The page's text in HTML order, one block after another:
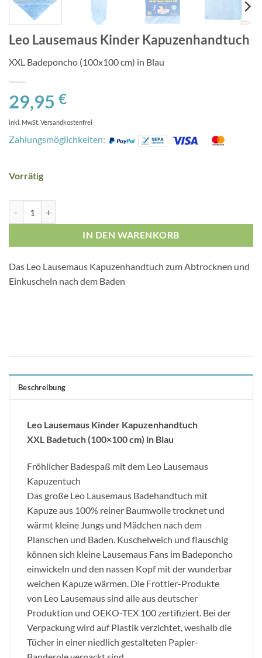
Leo Lausemaus Kinder Kapuzenhandtuch
XXL Badeponcho (100x100 cm) in Blau
29,95 €
inkl. MwSt. Versandkostenfrei
Zahlungsmöglichkeiten:
Vorrätig
IN DEN WARENKORB
Das Leo Lausemaus Kapuzenhandtuch zum Abtrocknen und
Einkuscheln nach dem Baden
Beschreibung
Leo Lausemaus Kinder Kapuzenhandtuch
XXL Badetuch (100×100 cm) in Blau
Fröhlicher Badespaß mit dem Leo Lausemaus
Kapuzentuch
Das große Leo Lausemaus Badehandtuch mit
Kapuze aus 100% reiner Baumwolle trocknet und
wärmt kleine Jungs und Mädchen nach dem
Planschen und Baden. Kuschelweich und flauschig
können sich kleine Lausemaus Fans im Badeponcho
einwickeln und den nassen Kopf mit der wunderbar
weichen Kapuze wärmen. Die Frottier-Produkte
von Leo Lausemaus sind alle aus deutscher
Produktion und OEKO-TEX 100 zertifiziert. Bei der
Verpackung wird auf Plastik verzichtet, weshalb die
Tücher in einer niedlich gestalteten Papier-